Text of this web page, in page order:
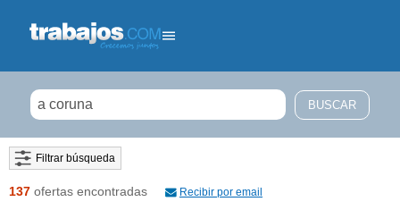
Filtrar búsqueda
137 ofertas encontradas Recibir por email